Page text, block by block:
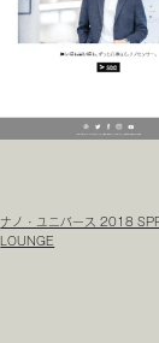
ナノ・ユニバース 2018
LOUNGE